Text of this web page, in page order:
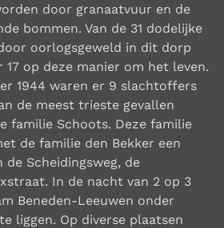
door granaatvuur en de
bommen. Van de 31 dodelijke
oorlogsgeweld in dit dorp
17 op deze manier om het leven.
1944 waren er 9 slachtoffers
de meest trieste gevallen
familie Schoots. Deze familie
de familie den Bekker een
Scheidingsweg, de
In de nacht van 2 op 3
Beneden-Leeuwen onder
liggen. Op diverse plaatsen